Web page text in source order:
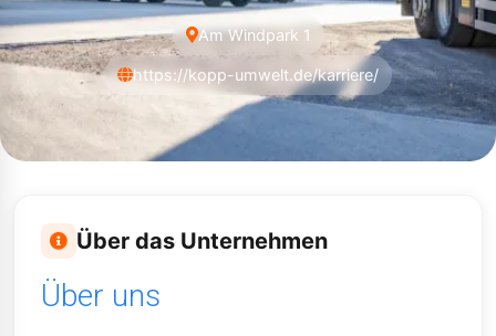
Am Windpark 1
https://kopp-umwelt.de/karriere/
Über das Unternehmen
Über uns